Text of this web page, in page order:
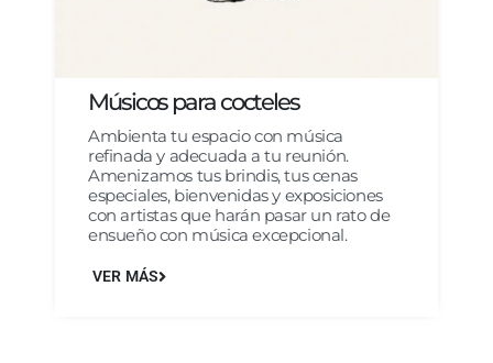
Músicos para cocteles
Ambienta tu espacio con música
refinada y adecuada a tu reunión.
Amenizamos tus brindis, tus cenas
especiales, bienvenidas y exposiciones
con artistas que harán pasar un rato de
ensueño con música excepcional.
VER MÁS